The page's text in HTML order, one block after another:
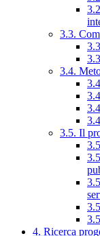
3.3.
3.4.
3.5. Il
4. Ricerca